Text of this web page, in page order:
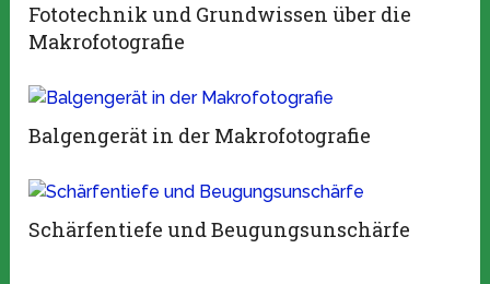
Fototechnik und Grundwissen über die
Makrofotografie
Balgengerät in der Makrofotografie
Schärfentiefe und Beugungsunschärfe